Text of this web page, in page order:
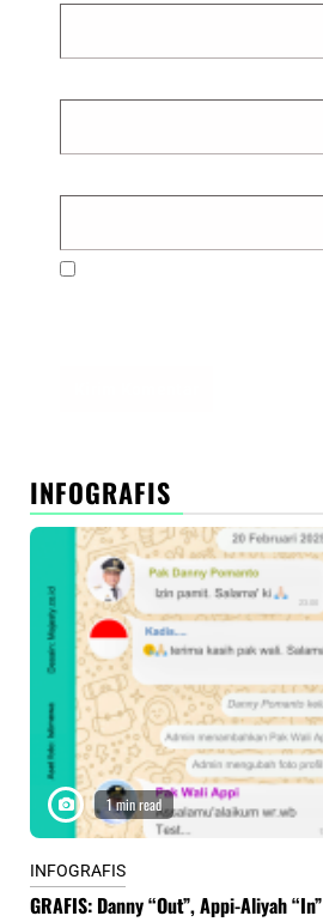
INFOGRAFIS
1 min read
INFOGRAFIS
GRAFIS: Danny “Out”, Appi-Aliyah “In”